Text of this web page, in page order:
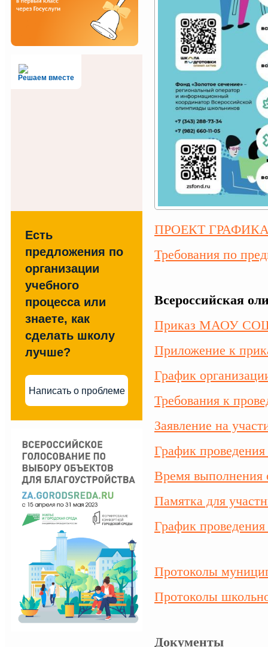
Решаем вместе
Есть
предложения по
организации
учебного
процесса или
знаете, как
сделать школу
лучше?
Написать о проблеме
ПРОЕКТ
Требования по
Всероссийская
Приказ МАОУ
Приложение к
График
Требования к
Заявление на
График
Время выполнения
Памятка для
График
Протоколы
Протоколы
Документы